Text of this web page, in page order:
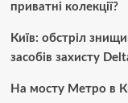
приватні колекції?
Київ: обстріл
засобів захисту
На мосту Метро в